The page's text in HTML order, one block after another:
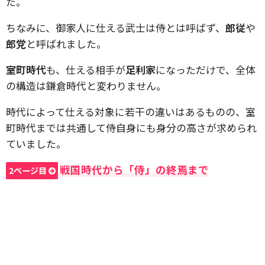
ちなみに、御家人に仕える武士は侍とは呼ばず、 郎従や
郎党と呼ばれました。
室町時代も、仕える相手が足利家になっただけで、全体
の構造は鎌倉時代と変わりません。
時代によって仕える対象に若干の違いはあるものの、室
町時代までは共通して侍自身にも身分の高さが求められ
ていました。
2ページ目 戦国時代から「侍」の終焉まで